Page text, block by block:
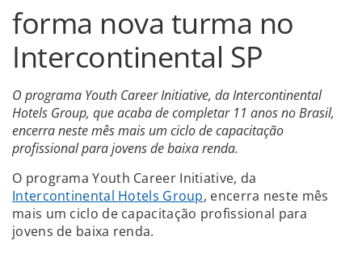
forma nova turma no
Intercontinental SP
O programa Youth Career Initiative, da Intercontinental
Hotels Group, que acaba de completar 11 anos no Brasil,
encerra neste mês mais um ciclo de capacitação
profissional para jovens de baixa renda.
O programa Youth Career Initiative, da
Intercontinental Hotels Group, encerra neste mês
mais um ciclo de capacitação profissional para
jovens de baixa renda.